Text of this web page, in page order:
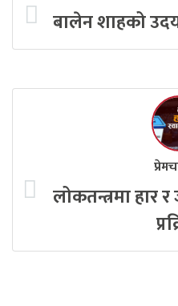
बालेन शाहको
लोकतन्त्रमा हार